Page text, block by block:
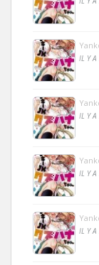
IL Y A
IL Y A
IL Y A
IL Y A